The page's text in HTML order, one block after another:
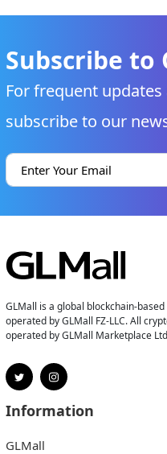
Subscribe
For frequent
subscribe to our
GLMall is a global blockchain-
operated by GLMall FZ-LLC. All
operated by GLMall Marketplace
Information
GLMall